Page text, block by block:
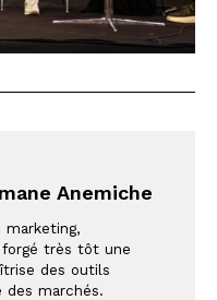
Anemiche
forgé très tôt une
des outils
des marchés.